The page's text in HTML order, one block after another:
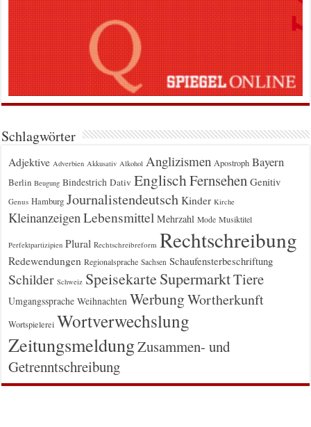
Schlagwörter
Adjektive Adverbien Akkusativ Alkohol Anglizismen Apostroph Bayern
Berlin Beugung Bindestrich Dativ EnglischFernsehen Genitiv
Genus Hamburg Journalistendeutsch Kinder Kirche
Kleinanzeigen Lebensmittel Mehrzahl Mode Musiktitel
Perfektpartizipien Plural Rechtschreibreform Rechtschreibung
Redewendungen Regionalsprache Sachsen Schaufensterbeschriftung
Schilder Schweiz Speisekarte SupermarktTiere
Umgangssprache Weihnachten WerbungWortherkunft
Wortspielerei Wortverwechslung
ZeitungsmeldungZusammen- und
Getrenntschreibung